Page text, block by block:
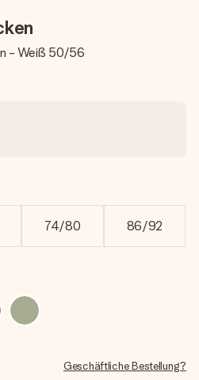
- Weiß 50/56
74/80 86/92
Geschäftliche Bestellung?